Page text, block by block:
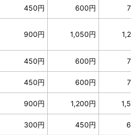
450円 600円
900円 1,050円
450円 600円
450円 600円
900円 1,200円
300円 450円